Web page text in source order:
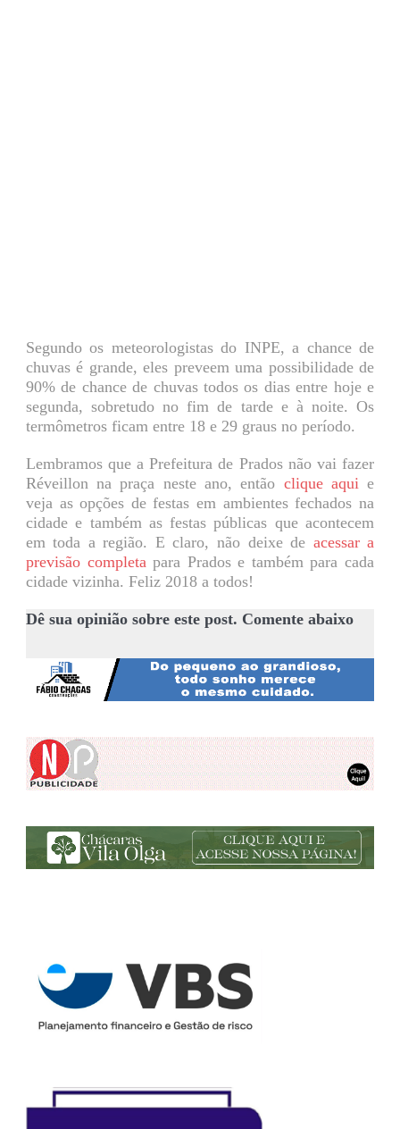
Segundo os meteorologistas do INPE, a chance de
chuvas é grande, eles preveem uma possibilidade de
90% de chance de chuvas todos os dias entre hoje e
segunda, sobretudo no fim de tarde e à noite. Os
termômetros ficam entre 18 e 29 graus no período.
Lembramos que a Prefeitura de Prados não vai fazer
Réveillon na praça neste ano, então clique aquie
veja as opções de festas em ambientes fechados na
cidade e também as festas públicas que acontecem
em toda a região. E claro, não deixe de acessar a
previsão completapara Prados e também para cada
cidade vizinha. Feliz 2018 a todos!
Dê sua opinião sobre este post. Comente abaixo